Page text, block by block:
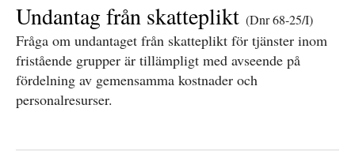
Undantag från skatteplikt (Dnr 68-25/I)
Fråga om undantaget från skatteplikt för tjänster inom
fristående grupper är tillämpligt med avseende på
fördelning av gemensamma kostnader och
personalresurser.